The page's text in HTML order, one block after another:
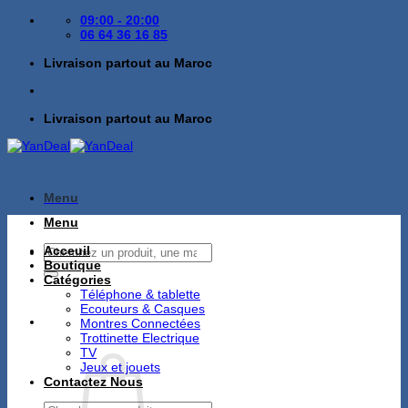
Passer
09:00 - 20:00
06 64 36 16 85
Livraison partout au Maroc
Livraison partout au Maroc
Menu
Recherche
pour :
Menu
Acceuil
Boutique
Catégories
Téléphone & tablette
Ecouteurs & Casques
Montres Connectées
Trottinette Electrique
TV
Jeux et jouets
Contactez Nous